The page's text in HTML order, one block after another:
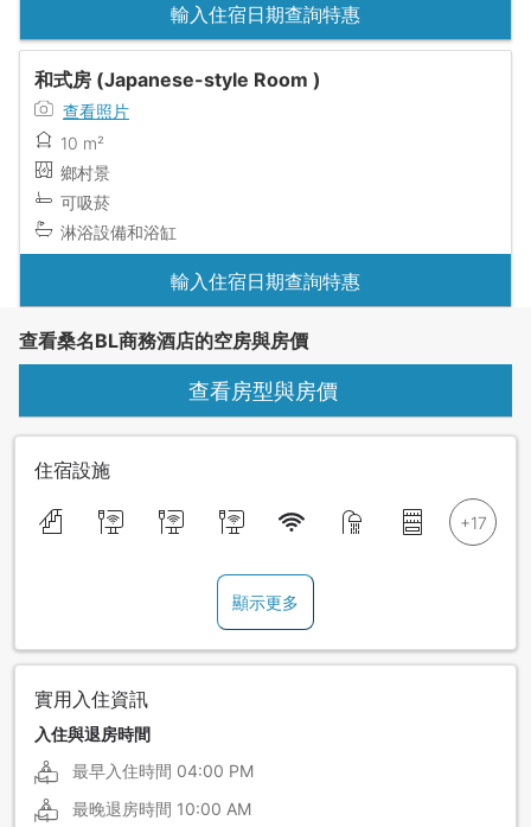
輸入住宿日期查詢特惠
和式房 (Japanese-style Room )
查看照片
10 m²
鄉村景
可吸菸
淋浴設備和浴缸
輸入住宿日期查詢特惠
查看桑名BL商務酒店的空房與房價
查看房型與房價
住宿設施
顯示更多
實用入住資訊
入住與退房時間
最早入住時間 04:00 PM
最晚退房時間 10:00 AM